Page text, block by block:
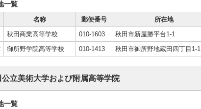
一覧
名称 郵便番号 所在地
秋田商業高等学校 010-1603 秋田市新屋勝平台1-1
御所野学院高等学校 010-1413 秋田市御所野地蔵田四丁目1-1
公立美術大学および附属高等学院
一覧